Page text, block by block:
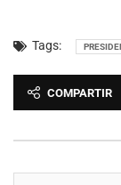
Tags:
COMPARTIR